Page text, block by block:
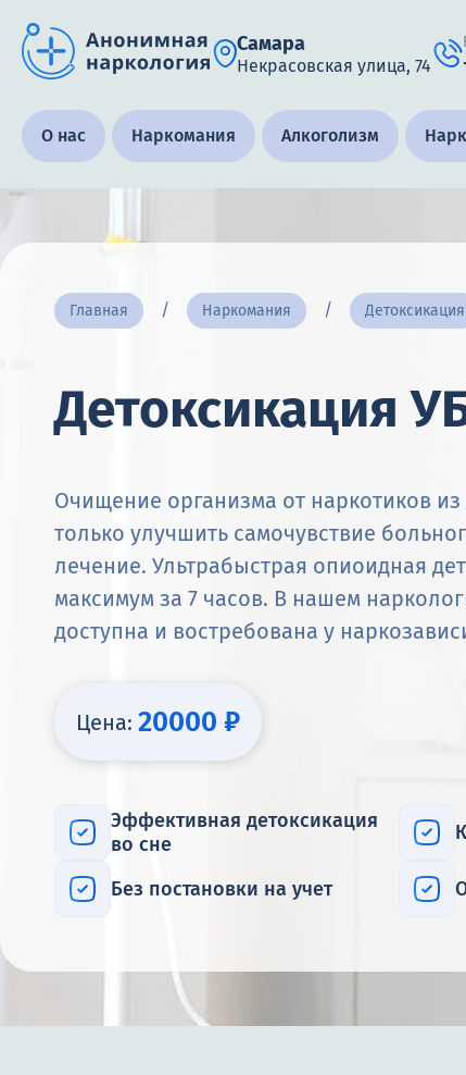
Самара
Некрасовская улица, 74
Получить помощь специалиста
Адрес call-центра
Самара, Некрасовская улица, 74
О нас Наркомания Алкоголизм
Главная Наркомания Детоксикация
Детоксикация
Очищение организма от наркотиков
только улучшить самочувствие
лечение. Ультрабыстрая опиоидная
максимум за 7 часов. В нашем
доступна и востребована у
Цена: 20000 ₽
Эффективная детоксикация
во сне
Без постановки на учет